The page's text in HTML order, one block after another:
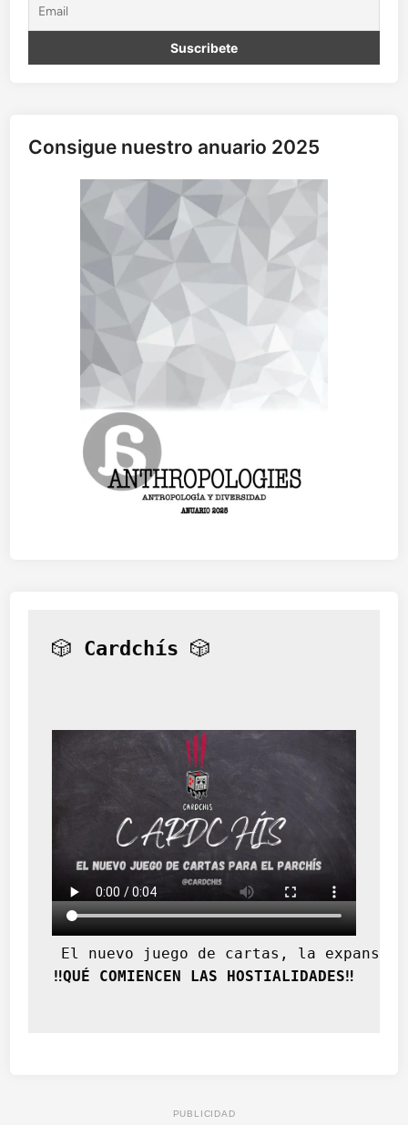
O
S
Consigue nuestro anuario 2025
🎲 Cardchís 🎲
El nuevo juego de cartas, la
‼️QUÉ COMIENCEN LAS HOSTIALIDADES‼️
PUBLICIDAD